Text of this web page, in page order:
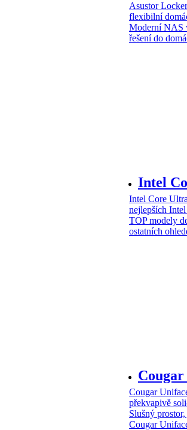
Asustor
flexibilní
Moderní NAS
řešení do
Intel
Intel Core
nejlepších
TOP modely
ostatních
Cougar
překvapivě
Slušný
Cougar